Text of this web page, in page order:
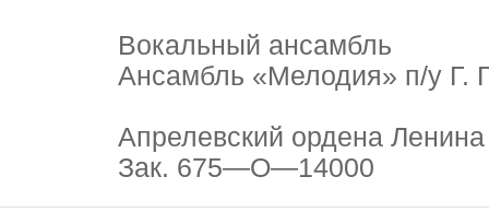
Вокальный ансамбль
Ансамбль «Мелодия» п/у Г.
Апрелевский ордена
Зак. 675—О—14000